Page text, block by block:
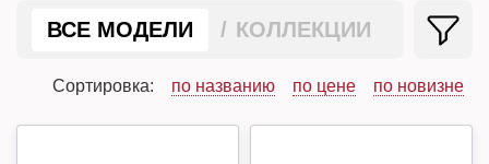
ВСЕ МОДЕЛИ КОЛЛЕКЦИИ
Сортировка: по названию по цене по новизне